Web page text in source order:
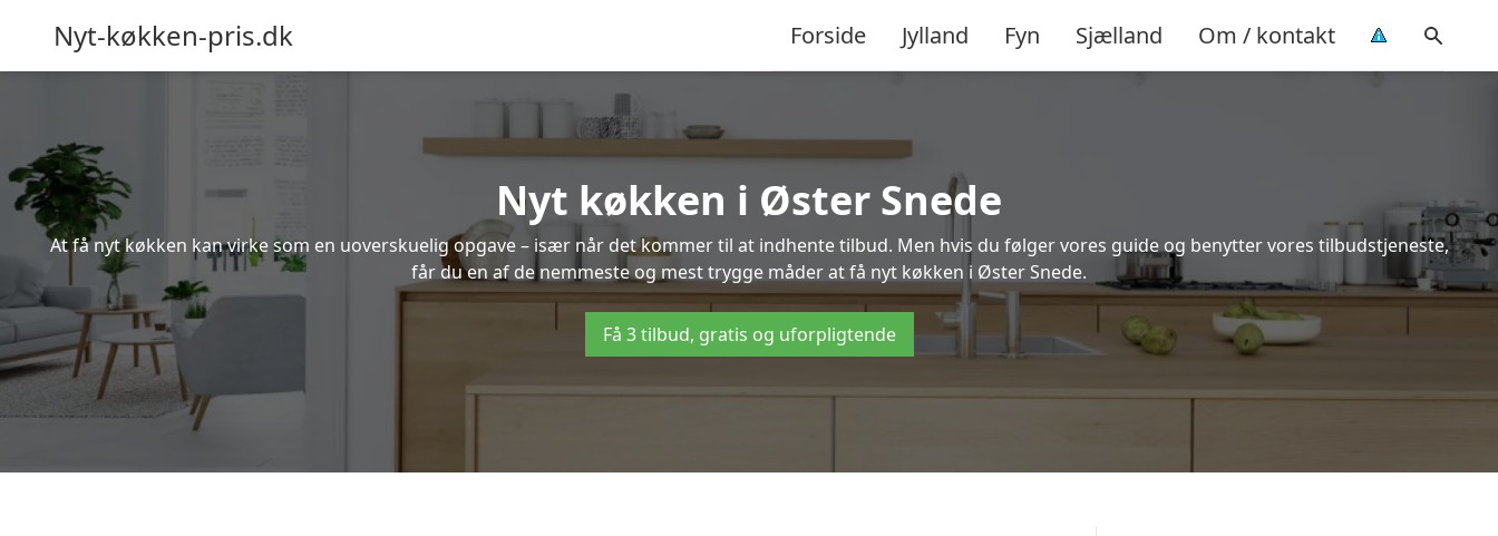
Nyt-køkken-pris.dk Forside Jylland Fyn Sjælland Om / kontakt
Nyt køkken i Øster Snede
At få nyt køkken kan virke som en uoverskuelig opgave – især når det kommer til at indhente tilbud. Men hvis du følger vores guide og benytter vores tilbudstjeneste,
får du en af de nemmeste og mest trygge måder at få nyt køkken i Øster Snede.
Få 3 tilbud, gratis og uforpligtende